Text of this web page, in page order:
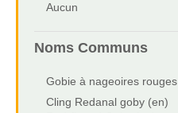
Aucun
Noms Communs
Gobie à nageoires rouges
Cling Redanal goby (en)